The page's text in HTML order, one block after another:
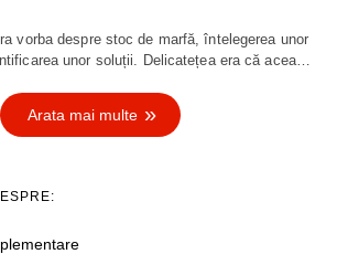
vorba despre stoc de marfă, întelegerea unor
unor soluții. Delicatețea era că acea…
Arata mai multe